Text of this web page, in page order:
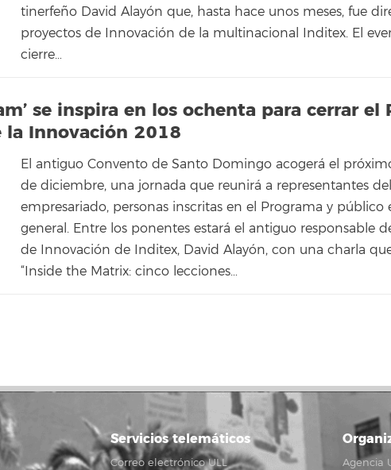
tinerfeño David Alayón que, hasta hace unos meses, fue
proyectos de Innovación de la multinacional Inditex. El
cierre…
se inspira en los ochenta para cerrar el
la Innovación 2018
El antiguo Convento de Santo Domingo acogerá el
de diciembre, una jornada que reunirá a representantes del
empresariado, personas inscritas en el Programa y público
general. Entre los ponentes estará el antiguo responsable
de Innovación de Inditex, David Alayón, con una charla
“Inside the Matrix: cinco lecciones…
Servicios telemáticos
Correo electrónico ULL Agencia